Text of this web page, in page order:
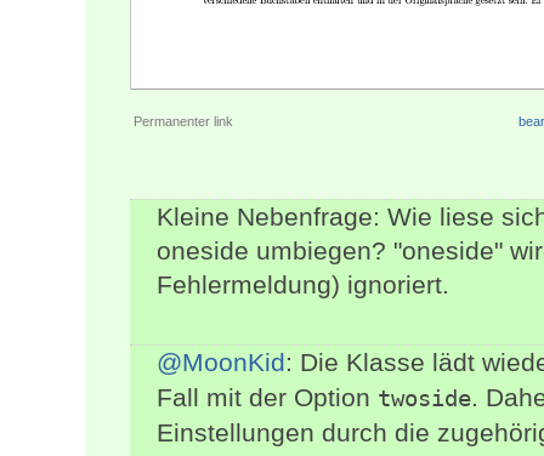
Permanenter link
Kleine Nebenfrage: Wie liese
oneside umbiegen? "oneside"
Fehlermeldung) ignoriert.
@MoonKid: Die Klasse lädt
Fall mit der Option twoside.
Einstellungen durch die